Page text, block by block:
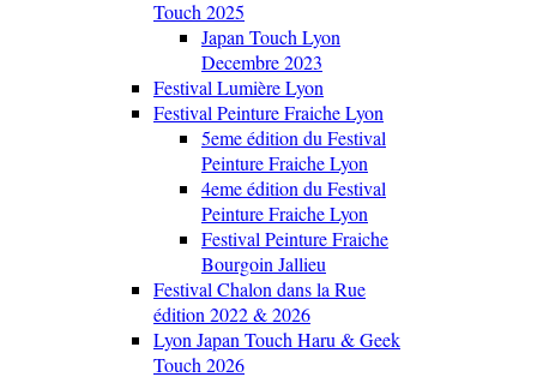
Touch 2025
Japan Touch Lyon
Decembre 2023
Festival Lumière Lyon
Festival Peinture Fraiche Lyon
5eme édition du Festival
Peinture Fraiche Lyon
4eme édition du Festival
Peinture Fraiche Lyon
Festival Peinture Fraiche
Bourgoin Jallieu
Festival Chalon dans la Rue
édition 2022 & 2026
Lyon Japan Touch Haru & Geek
Touch 2026